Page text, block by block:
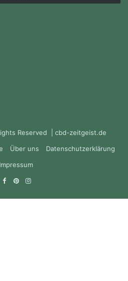
Reserved | cbd-zeitgeist.de
Über uns
Datenschutzerklärung
Impressum
Facebook
PinterestInstagram